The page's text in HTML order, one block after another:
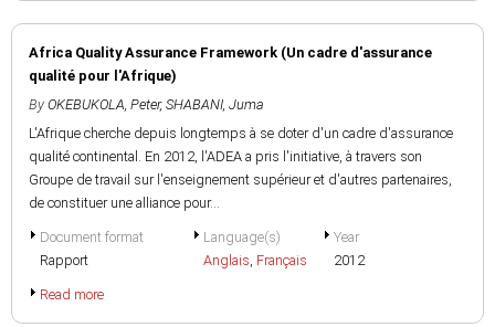
Africa Quality Assurance Framework (Un cadre d'assurance
qualité pour l'Afrique)
By OKEBUKOLA, Peter, SHABANI, Juma
L'Afrique cherche depuis longtemps à se doter d'un cadre d'assurance
qualité continental. En 2012, l'ADEA a pris l'initiative, à travers son
Groupe de travail sur l'enseignement supérieur et d'autres partenaires,
de constituer une alliance pour...
Document format
Rapport
Language(s)
Anglais, Français
Year
2012
Read more